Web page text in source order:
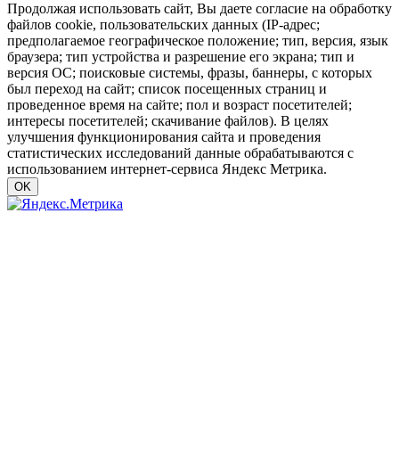
Продолжая использовать сайт, Вы даете согласие на обработку
файлов cookie, пользовательских данных (IP-адрес;
предполагаемое географическое положение; тип, версия, язык
браузера; тип устройства и разрешение его экрана; тип и
версия ОС; поисковые системы, фразы, баннеры, с которых
был переход на сайт; список посещенных страниц и
проведенное время на сайте; пол и возраст посетителей;
интересы посетителей; скачивание файлов). В целях
улучшения функционирования сайта и проведения
статистических исследований данные обрабатываются с
использованием интернет-сервиса Яндекс Метрика.
OK